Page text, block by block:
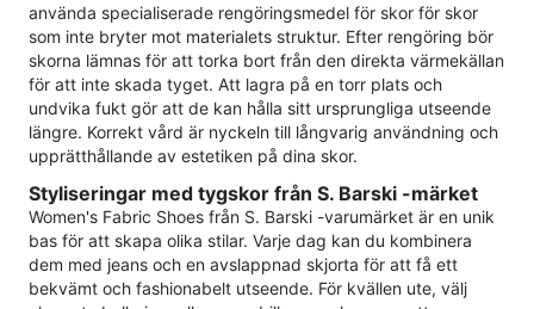
använda specialiserade rengöringsmedel för skor för skor
som inte bryter mot materialets struktur. Efter rengöring bör
skorna lämnas för att torka bort från den direkta värmekällan
för att inte skada tyget. Att lagra på en torr plats och
undvika fukt gör att de kan hålla sitt ursprungliga utseende
längre. Korrekt vård är nyckeln till långvarig användning och
upprätthållande av estetiken på dina skor.
Styliseringar med tygskor från S. Barski -märket
Women's Fabric Shoes från S. Barski -varumärket är en unik
bas för att skapa olika stilar. Varje dag kan du kombinera
dem med jeans och en avslappnad skjorta för att få ett
bekvämt och fashionabelt utseende. För kvällen ute, välj